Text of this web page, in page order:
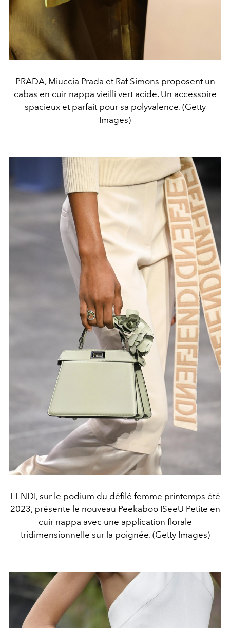
PRADA, Miuccia Prada et Raf Simons proposent un
cabas en cuir nappa vieilli vert acide. Un accessoire
spacieux et parfait pour sa polyvalence. (Getty
Images)
FENDI, sur le podium du défilé femme printemps été
2023, présente le nouveau Peekaboo ISeeU Petite en
cuir nappa avec une application florale
tridimensionnelle sur la poignée. (Getty Images)